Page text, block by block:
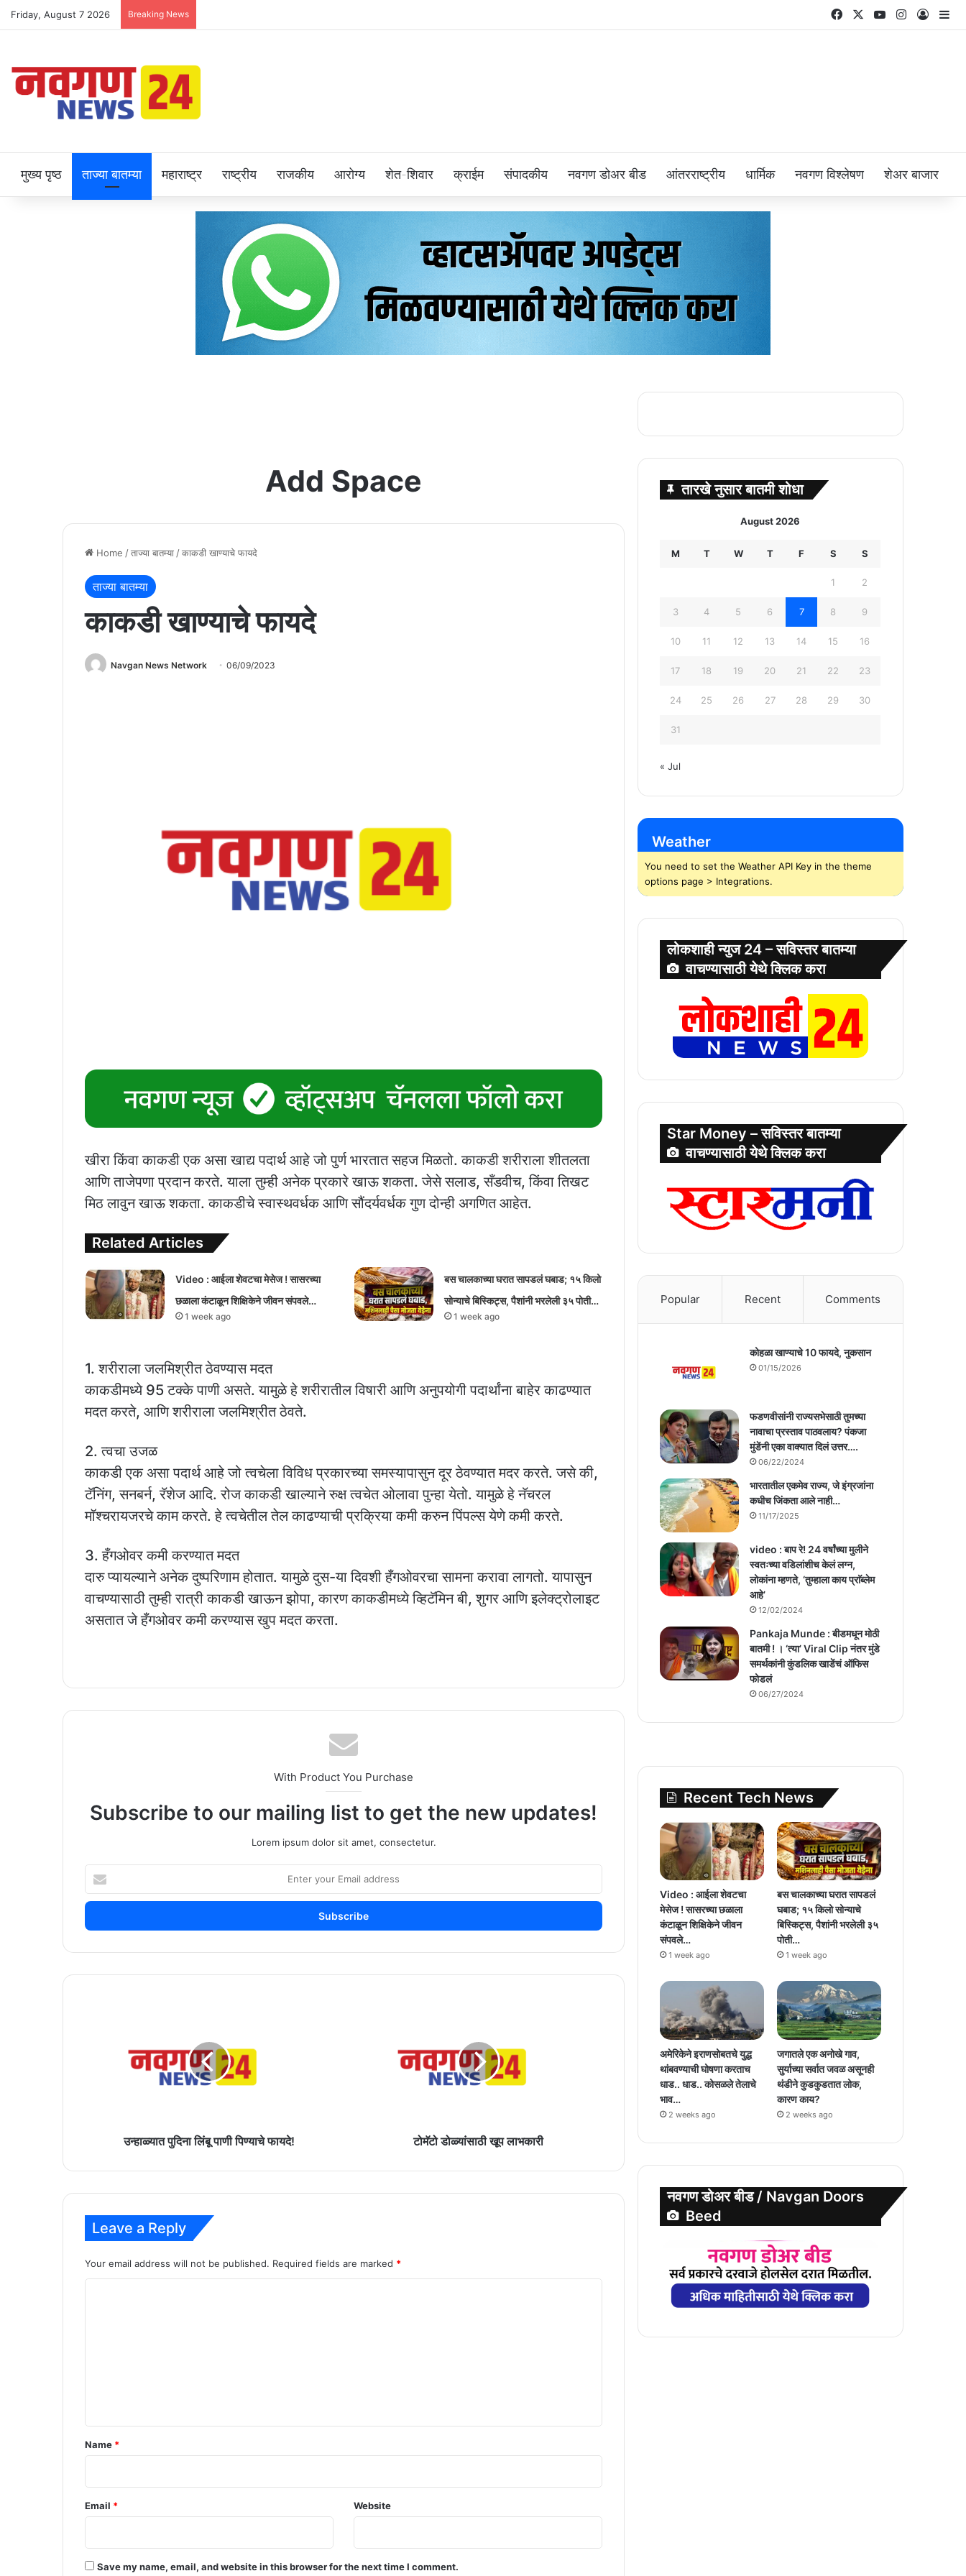
Friday, August 7 2026 Breaking News FacebookYouTubeInstagram
Log In
मुख्य पृष्ठ ताज्या बातम्या महाराष्ट्र राष्ट्रीय राजकीय आरोग्य शेत-शिवार क्राईम संपादकीय नवगण डोअर बीड आंतरराष्ट्रीय धार्मिक नवगण विश्लेषण शेअर बाजार
Add Space
Home /ताज्या बातम्या /काकडी खाण्याचे फायदे
ताज्या बातम्या
काकडी खाण्याचे फायदे
Navgan News Network 06/09/2023
खीरा किंवा काकडी एक असा खाद्य पदार्थ आहे जो पुर्ण भारतात सहज मिळतो. काकडी शरीराला शीतलता
आणि ताजेपणा प्रदान करते. याला तुम्ही अनेक प्रकारे खाऊ शकता. जेसे सलाड, सँडवीच, किंवा तिखट
मिठ लावुन खाऊ शकता. काकडीचे स्वास्थवर्धक आणि सौंदर्यवर्धक गुण दोन्ही अगणित आहेत.
Related Articles
Video : आईला शेवटचा मेसेज ! सासरच्या
छळाला कंटाळून शिक्षिकेने जीवन संपवले…
1 week ago
बस चालकाच्या घरात सापडलं घबाड; १५ किलो
सोन्याचे बिस्किट्स, पैशांनी भरलेली ३५ पोती…
1 week ago
1. शरीराला जलमिश्रीत ठेवण्यास मदत
काकडीमध्ये 95 टक्के पाणी असते. यामुळे हे शरीरातील विषारी आणि अनुपयोगी पदार्थांना बाहेर काढण्यात
मदत करते, आणि शरीराला जलमिश्रीत ठेवते.
2. त्वचा उजळ
काकडी एक असा पदार्थ आहे जो त्वचेला विविध प्रकारच्या समस्यापासुन दूर ठेवण्यात मदर करते. जसे की,
टॅनिंग, सनबर्न, रॅशेज आदि. रोज काकडी खाल्याने रुक्ष त्वचेत ओलावा पुन्हा येतो. यामुळे हे नॅचरल
मॉश्चरायजरचे काम करते. हे त्वचेतील तेल काढण्याची प्रक्रिया कमी करुन पिंपल्स येणे कमी करते.
3. हँगओवर कमी करण्यात मदत
दारु प्यायल्याने अनेक दुष्परिणाम होतात. यामुळे दुस-या दिवशी हँगओवरचा सामना करावा लागतो. यापासुन
वाचण्यासाठी तुम्ही रात्री काकडी खाऊन झोपा, कारण काकडीमध्ये व्हिटॅमिन बी, शुगर आणि इलेक्ट्रोलाइट
असतात जे हँगओवर कमी करण्यास खुप मदत करता.
With Product You Purchase
Subscribe to our mailing list to get the new updates!
Lorem ipsum dolor sit amet, consectetur.
your
Email
उन्हाळ्यात पुदिना लिंबू पाणी पिण्याचे फायदे! टोमॅटो डोळ्यांसाठी खूप लाभकारी
Leave a Reply
Your email address will not be published. Required fields are marked *
*
Name *
Email * Website
Save my name, email, and website in this browser for the next time I comment.
तारखे नुसार बातमी शोधा
August 2026
M T W T F S S
1 2
3 4 5 6 7 8 9
10 11 12 13 14 15 16
17 18 19 20 21 22 23
24 25 26 27 28 29 30
31
« Jul
Weather
You need to set the Weather API Key in the theme
options page > Integrations.
लोकशाही न्युज 24 – सविस्तर बातम्या
वाचण्यासाठी येथे क्लिक करा
Star Money – सविस्तर बातम्या
वाचण्यासाठी येथे क्लिक करा
Popular Recent Comments
कोहळा खाण्याचे 10 फायदे, नुकसान
01/15/2026
फडणवीसांनी राज्यसभेसाठी तुमच्या
नावाचा प्रस्ताव पाठवलाय? पंकजा
मुंडेंनी एका वाक्यात दिलं उत्तर….
06/22/2024
भारतातील एकमेव राज्य, जे इंग्रजांना
कधीच जिंकता आले नाही…
11/17/2025
video : बाप रे! 24 वर्षांच्या मुलीने
स्वतःच्या वडिलांशीच केलं लग्न,
लोकांना म्हणते, ‘तुम्हाला काय प्राॅब्लेम
आहे’
12/02/2024
Pankaja Munde : बीडमधून मोठी
बातमी ! । ‘त्या’ Viral Clip नंतर मुंडे
समर्थकांनी कुंडलिक खाडेंचं ऑफिस
फोडलं
06/27/2024
Recent Tech News
Video : आईला शेवटचा
मेसेज ! सासरच्या छळाला
कंटाळून शिक्षिकेने जीवन
संपवले…
1 week ago
बस चालकाच्या घरात सापडलं
घबाड; १५ किलो सोन्याचे
बिस्किट्स, पैशांनी भरलेली ३५
पोती…
1 week ago
अमेरिकेने इराणसोबतचे युद्ध
थांबवण्याची घोषणा करताच
धाड.. धाड.. कोसळले तेलाचे
भाव…
2 weeks ago
जगातले एक अनोखे गाव,
सुर्याच्या सर्वात जवळ असूनही
थंडीने कुडकुडतात लोक,
कारण काय?
2 weeks ago
नवगण डोअर बीड / Navgan Doors
Beed